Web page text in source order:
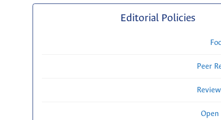
Editorial Policies
Peer
Open